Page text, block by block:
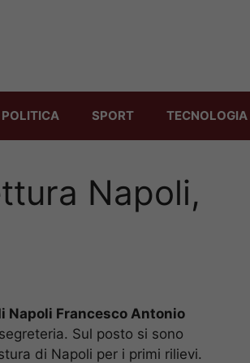
POLITICA SPORT TECNOLOGIA
Napoli,
Napoli Francesco Antonio
Sul posto si sono
di Napoli per i primi rilievi.